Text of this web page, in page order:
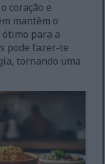
coração e
mantêm o
ótimo para a
pode fazer-te
tornando uma